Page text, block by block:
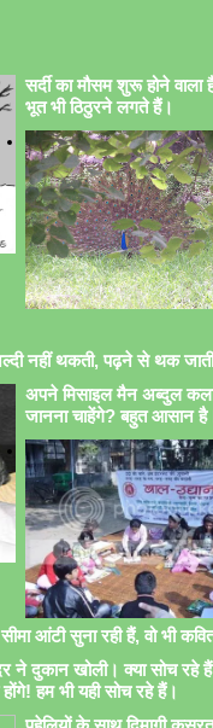
सर्दी का मौसम शुरू होने
भूत भी ठिठुरने लगते हैं।
नहीं थकती, पढ़ने से थक जाती
अपने मिसाइल मैन अब्दुल
जानना चाहेंगे? बहुत आसान
आंटी सुना रही हैं, वो भी
दुकान खोली। क्या सोच रहे
हम भी यही सोच रहे हैं।